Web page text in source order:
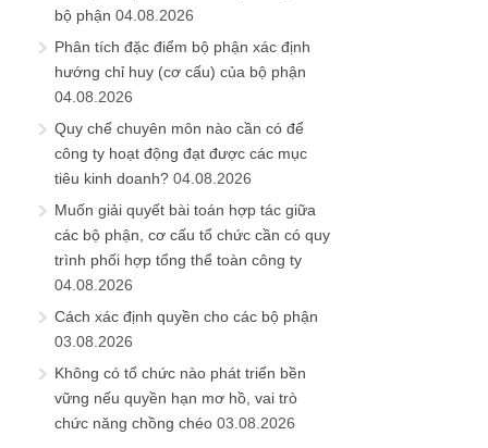
bộ phận 04.08.2026
Phân tích đặc điểm bộ phận xác định
hướng chỉ huy (cơ cấu) của bộ phận
04.08.2026
Quy chế chuyên môn nào cần có để
công ty hoạt động đạt được các mục
tiêu kinh doanh? 04.08.2026
Muốn giải quyết bài toán hợp tác giữa
các bộ phận, cơ cấu tổ chức cần có quy
trình phối hợp tổng thể toàn công ty
04.08.2026
Cách xác định quyền cho các bộ phận
03.08.2026
Không có tổ chức nào phát triển bền
vững nếu quyền hạn mơ hồ, vai trò
chức năng chồng chéo 03.08.2026